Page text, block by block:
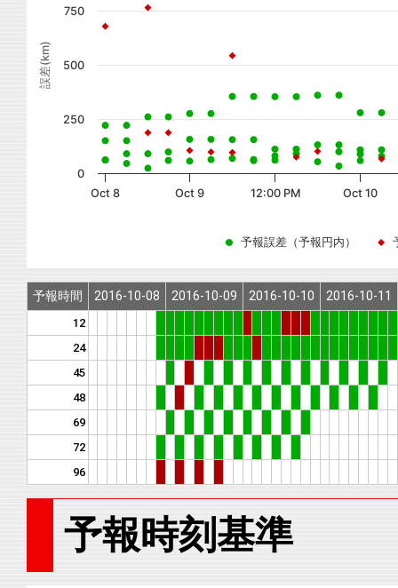
誤差(km)
予報誤差（予報円内）
Oct 8 Oct 9 12:00 PM Oct 10
0
250
500
750
予報時間 2016-10-08 2016-10-09 2016-10-10 2016-10-11
12
24
45
48
69
72
96
予報時刻基準